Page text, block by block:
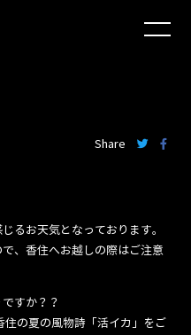
Share
るお天気となっております。
、香住へお越しの際はご注意
すか？？
住の夏の風物詩「活イカ」をご